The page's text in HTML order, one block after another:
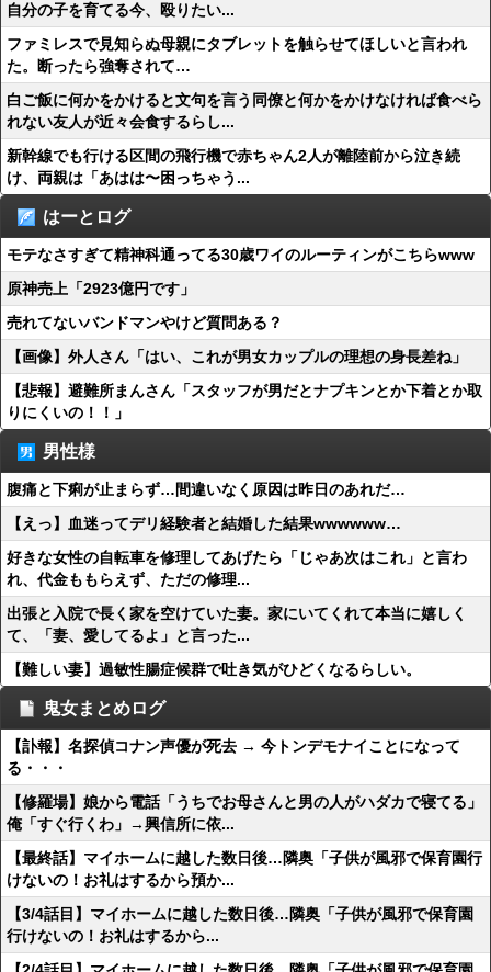
自分の子を育てる今、殴りたい...
ファミレスで見知らぬ母親にタブレットを触らせてほしいと言われ
た。断ったら強奪されて…
白ご飯に何かをかけると文句を言う同僚と何かをかけなければ食べら
れない友人が近々会食するらし...
新幹線でも行ける区間の飛行機で赤ちゃん2人が離陸前から泣き続
け、両親は「あはは〜困っちゃう...
はーとログ
モテなさすぎて精神科通ってる30歳ワイのルーティンがこちらwww
原神売上「2923億円です」
売れてないバンドマンやけど質問ある？
【画像】外人さん「はい、これが男女カップルの理想の身長差ね」
【悲報】避難所まんさん「スタッフが男だとナプキンとか下着とか取
りにくいの！！」
男性様
腹痛と下痢が止まらず…間違いなく原因は昨日のあれだ…
【えっ】血迷ってデリ経験者と結婚した結果wwwwww…
好きな女性の自転車を修理してあげたら「じゃあ次はこれ」と言わ
れ、代金ももらえず、ただの修理...
出張と入院で長く家を空けていた妻。家にいてくれて本当に嬉しく
て、「妻、愛してるよ」と言った...
【難しい妻】過敏性腸症候群で吐き気がひどくなるらしい。
鬼女まとめログ
【訃報】名探偵コナン声優が死去 → 今トンデモナイことになって
る・・・
【修羅場】娘から電話「うちでお母さんと男の人がハダカで寝てる」
俺「すぐ行くわ」→興信所に依...
【最終話】マイホームに越した数日後…隣奥「子供が風邪で保育園行
けないの！お礼はするから預か...
【3/4話目】マイホームに越した数日後…隣奥「子供が風邪で保育園
行けないの！お礼はするから...